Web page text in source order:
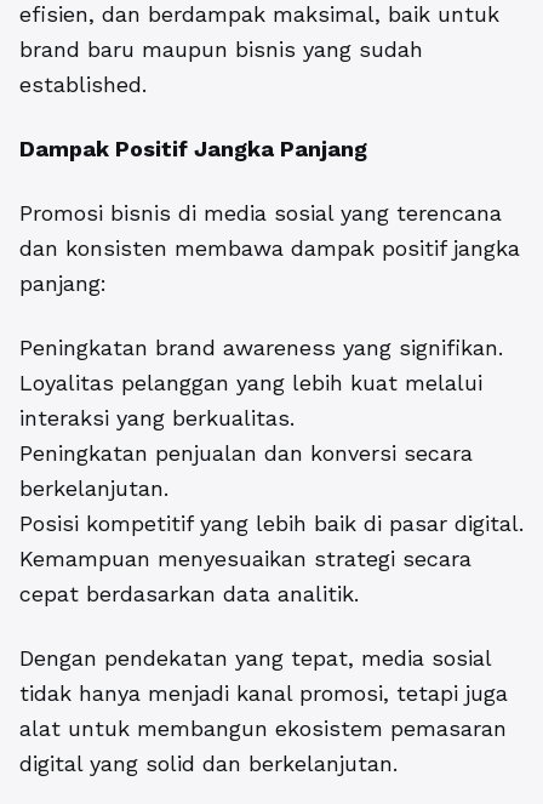
efisien, dan berdampak maksimal, baik untuk
brand baru maupun bisnis yang sudah
established.
Dampak Positif Jangka Panjang
Promosi bisnis di media sosial yang terencana
dan konsisten membawa dampak positif jangka
panjang:
Peningkatan brand awareness yang signifikan.
Loyalitas pelanggan yang lebih kuat melalui
interaksi yang berkualitas.
Peningkatan penjualan dan konversi secara
berkelanjutan.
Posisi kompetitif yang lebih baik di pasar digital.
Kemampuan menyesuaikan strategi secara
cepat berdasarkan data analitik.
Dengan pendekatan yang tepat, media sosial
tidak hanya menjadi kanal promosi, tetapi juga
alat untuk membangun ekosistem pemasaran
digital yang solid dan berkelanjutan.